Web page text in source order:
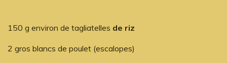
150 g environ de tagliatelles de riz
2 gros blancs de poulet (escalopes)